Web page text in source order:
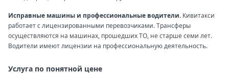
Исправные машины и профессиональные водители. Кивитакси
работает с лицензированными перевозчиками. Трансферы
осуществляются на машинах, прошедших ТО, не старше семи лет.
Водители имеют лицензии на профессиональную деятельность.
Услуга по понятной цене